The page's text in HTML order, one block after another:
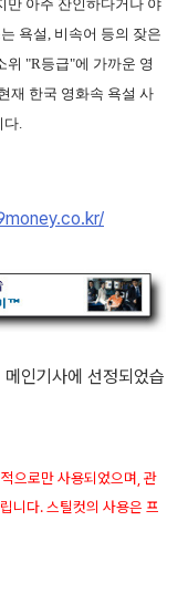
만 아주 잔인하다거나 야
욕설, 비속어 등의 잦은
위 "R등급"에 가까운 영
재 한국 영화속 욕설 사
.
메인기사에 선정되었습
으로만 사용되었으며, 관
니다. 스틸컷의 사용은 프